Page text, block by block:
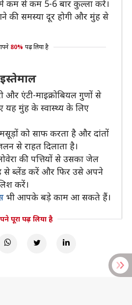
कम से कम 5-6 बार कुल्ला करें।
समस्या दूर होगी और मुंह से
80% पढ़ लिया है
और एंटी-माइक्रोबियल गुणों से
यह मुंह के स्वास्थ्य के लिए
को साफ करता है और दांतों
से राहत दिलाता है।
की पत्तियों से उसका जेल
से ब्लेंड करें और फिर उसे अपने
करें।
भी आपके बड़े काम आ सकते हैं।
पूरा पढ़ लिया है